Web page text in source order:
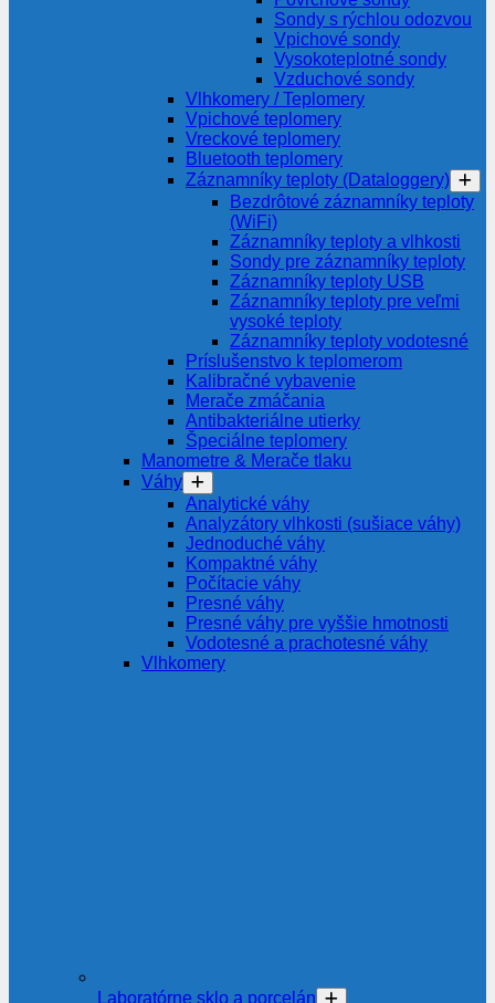
Sondy s rýchlou odozvou
Vpichové sondy
Vysokoteplotné sondy
Vzduchové sondy
Vlhkomery / Teplomery
Vpichové teplomery
Vreckové teplomery
Bluetooth teplomery
Záznamníky teploty (Dataloggery)
Bezdrôtové záznamníky teploty
(WiFi)
Záznamníky teploty a vlhkosti
Sondy pre záznamníky teploty
Záznamníky teploty USB
Záznamníky teploty pre veľmi
vysoké teploty
Záznamníky teploty vodotesné
Príslušenstvo k teplomerom
Kalibračné vybavenie
Merače zmáčania
Antibakteriálne utierky
Špeciálne teplomery
Manometre & Merače tlaku
Váhy
Analytické váhy
Analyzátory vlhkosti (sušiace váhy)
Jednoduché váhy
Kompaktné váhy
Počítacie váhy
Presné váhy
Presné váhy pre vyššie hmotnosti
Vodotesné a prachotesné váhy
Vlhkomery
Laboratórne sklo a porcelán